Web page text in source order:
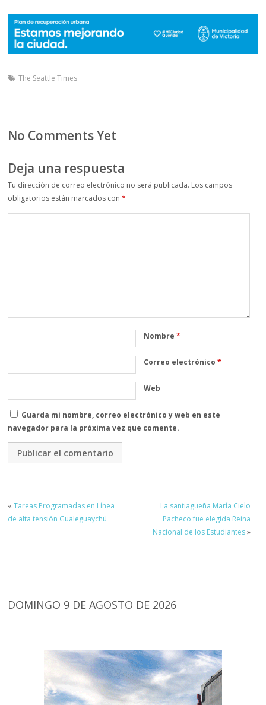
The Seattle Times
No Comments Yet
Deja una respuesta
Tu dirección de correo electrónico no será publicada. Los campos
obligatorios están marcados con*
Nombre*
Correo electrónico*
Web
Guarda mi nombre, correo electrónico y web en este
navegador para la próxima vez que comente.
«Tareas Programadas en Línea
de alta tensión Gualeguaychú
La santiagueña María Cielo
Pacheco fue elegida Reina
Nacional de los Estudiantes»
DOMINGO 9 DE AGOSTO DE 2026